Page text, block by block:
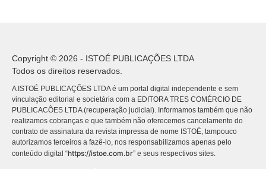
Copyright © 2026 - ISTOÉ PUBLICAÇÕES LTDA
Todos os direitos reservados.
A ISTOÉ PUBLICAÇÕES LTDA é um portal digital independente e sem
vinculação editorial e societária com a EDITORA TRES COMÉRCIO DE
PUBLICACÕES LTDA (recuperação judicial). Informamos também que não
realizamos cobranças e que também não oferecemos cancelamento do
contrato de assinatura da revista impressa de nome ISTOÉ, tampouco
autorizamos terceiros a fazê-lo, nos responsabilizamos apenas pelo
conteúdo digital “https://istoe.com.br” e seus respectivos sites.